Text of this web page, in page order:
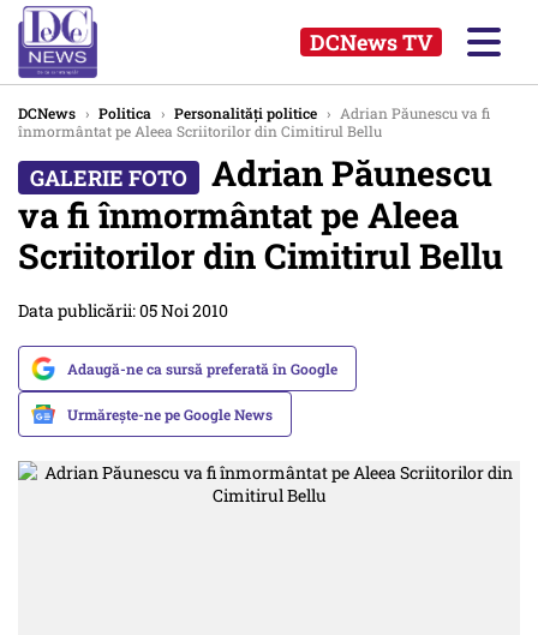
DCNews TV
DCNews › Politica › Personalități politice › Adrian Păunescu va fi
înmormântat pe Aleea Scriitorilor din Cimitirul Bellu
Adrian Păunescu
va fi înmormântat pe Aleea
Scriitorilor din Cimitirul Bellu
Data publicării: 05 Noi 2010
Adaugă-ne ca sursă preferată în Google
Urmărește-ne pe Google News